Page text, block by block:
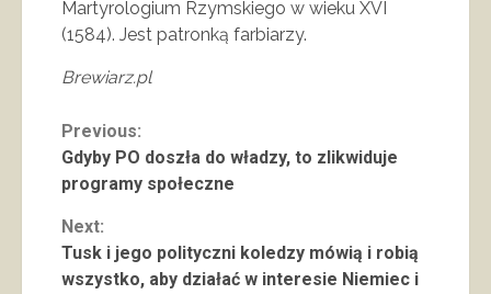
Martyrologium Rzymskiego w wieku XVI
(1584). Jest patronką farbiarzy.
Brewiarz.pl
Continue
Reading
Previous:
Gdyby PO doszła do władzy, to zlikwiduje
programy społeczne
Next:
Tusk i jego polityczni koledzy mówią i robią
wszystko, aby działać w interesie Niemiec i